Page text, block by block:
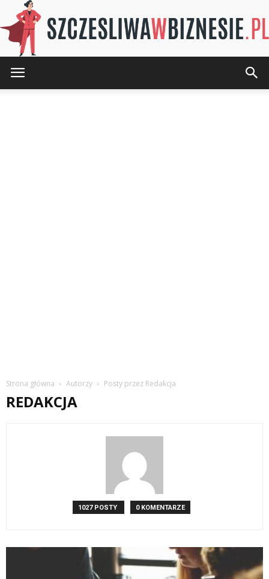
Strona główna Autorzy Posty przez Redakcja
REDAKCJA
1027 POSTY 0 KOMENTARZE